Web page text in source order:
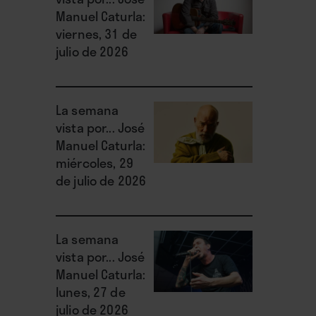
Manuel Caturla:
viernes, 31 de
julio de 2026
La semana
vista por... José
Manuel Caturla:
miércoles, 29
de julio de 2026
La semana
vista por... José
Manuel Caturla:
lunes, 27 de
julio de 2026